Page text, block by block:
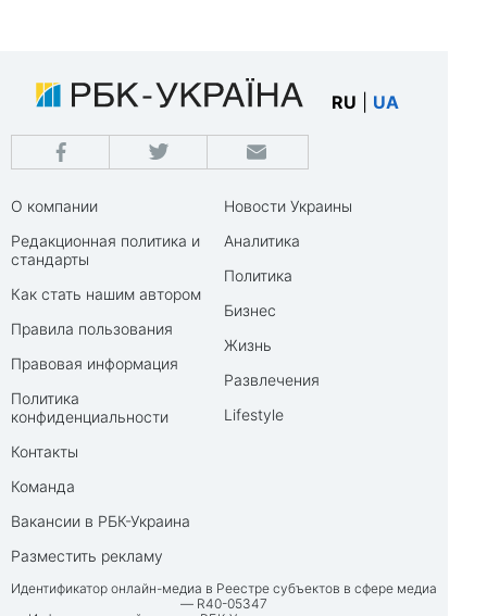
RU UA
О компании
Редакционная политика и
стандарты
Как стать нашим автором
Правила пользования
Правовая информация
Политика
конфиденциальности
Контакты
Команда
Вакансии в РБК-Украина
Разместить рекламу
Новости Украины
Аналитика
Политика
Бизнес
Жизнь
Развлечения
Lifestyle
Идентификатор онлайн-медиа в Реестре субъектов в сфере медиа
— R40-05347